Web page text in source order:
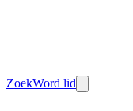
ZoekWord lid